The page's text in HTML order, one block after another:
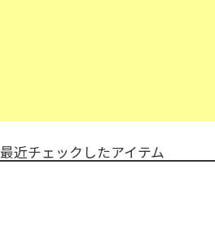
最近チェックしたアイテム